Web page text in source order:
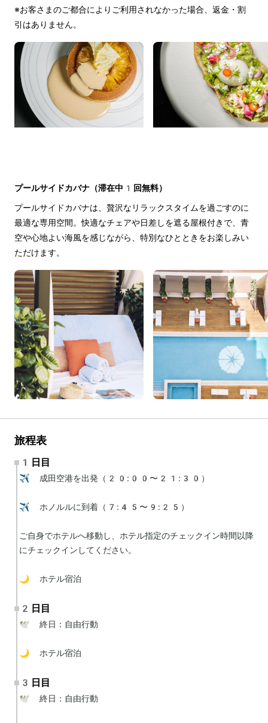
※お客さまのご都合によりご利用されなかった場合、返金・割
引はありません。
プールサイドカバナ（滞在中1回無料）
プールサイドカバナは、贅沢なリラックスタイムを過ごすのに
最適な専用空間。快適なチェアや日差しを遮る屋根付きで、青
空や心地よい海風を感じながら、特別なひとときをお楽しみい
ただけます。
旅程表
1日目
✈️ 成田空港を出発（20:00〜21:30）
✈️ ホノルルに到着（7:45〜9:25）
ご自身でホテルへ移動し、ホテル指定のチェックイン時間以降
にチェックインしてください。
🌙 ホテル宿泊
2日目
🕊 終日：自由行動
🌙 ホテル宿泊
3日目
🕊 終日：自由行動